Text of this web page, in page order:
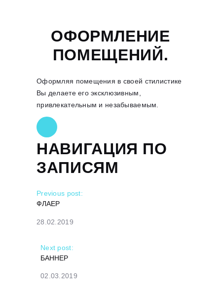
ОФОРМЛЕНИЕ
ПОМЕЩЕНИЙ.
Оформляя помещения в своей стилистике
Вы делаете его эксклюзивным,
привлекательным и незабываемым.
НАВИГАЦИЯ ПО
ЗАПИСЯМ
Previous post:
ФЛАЕР
28.02.2019
Next post:
БАННЕР
02.03.2019